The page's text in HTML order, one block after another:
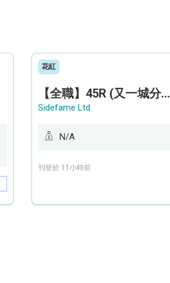
花紅
【全職】45R (又一城分店) Sales Operation Assistant 銷售營運助理【永久保證佣金+新人獎金$3,000】
Sidefame Ltd
N/A
刊登於 11小時前